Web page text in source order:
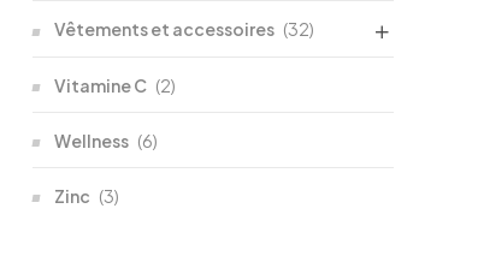
Vêtements et accessoires (32)
Vitamine C (2)
Wellness (6)
Zinc (3)